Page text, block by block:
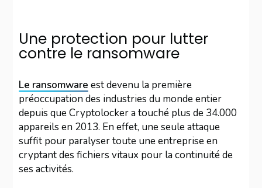
Une protection pour lutter
contre le ransomware
Le ransomware est devenu la première
préoccupation des industries du monde entier
depuis que Cryptolocker a touché plus de 34.000
appareils en 2013. En effet, une seule attaque
suffit pour paralyser toute une entreprise en
cryptant des fichiers vitaux pour la continuité de
ses activités.